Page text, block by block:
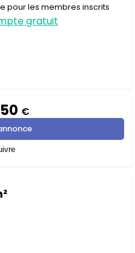
pour les membres inscrits
gratuit
€